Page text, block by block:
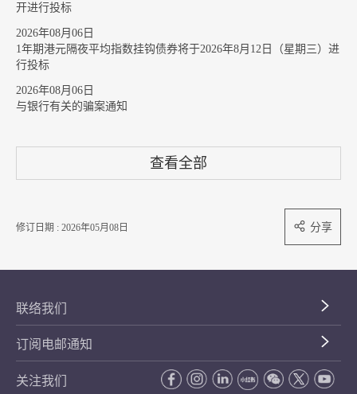
开进行投标
2026年08月06日
1年期港元隔夜平均指数挂钩债券将于2026年8月12日（星期三）进
行投标
2026年08月06日
与银行有关的骗案通知
查看全部
修订日期 : 2026年05月08日 分享
联络我们
订阅电邮通知
关注我们